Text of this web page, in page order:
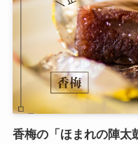
香梅の「ほまれの陣太